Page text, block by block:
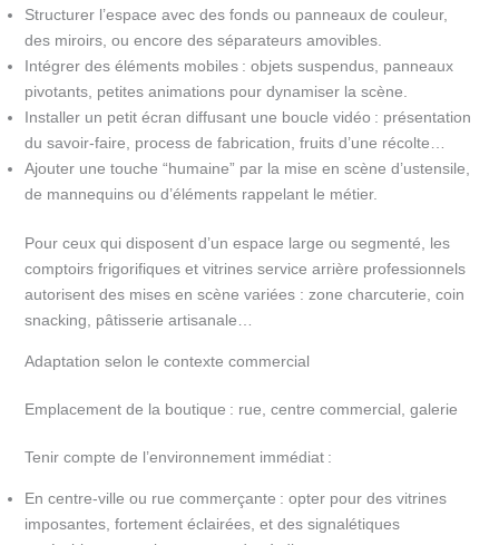
Structurer l’espace avec des fonds ou panneaux de couleur,
des miroirs, ou encore des séparateurs amovibles.
Intégrer des éléments mobiles : objets suspendus, panneaux
pivotants, petites animations pour dynamiser la scène.
Installer un petit écran diffusant une boucle vidéo : présentation
du savoir-faire, process de fabrication, fruits d’une récolte…
Ajouter une touche “humaine” par la mise en scène d’ustensile,
de mannequins ou d’éléments rappelant le métier.
Pour ceux qui disposent d’un espace large ou segmenté, les
comptoirs frigorifiques et vitrines service arrière professionnels
autorisent des mises en scène variées : zone charcuterie, coin
snacking, pâtisserie artisanale…
Adaptation selon le contexte commercial
Emplacement de la boutique : rue, centre commercial, galerie
Tenir compte de l’environnement immédiat :
En centre-ville ou rue commerçante : opter pour des vitrines
imposantes, fortement éclairées, et des signalétiques